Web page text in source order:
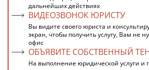
дальнейших действиях
ВИДЕОЗВОНОК ЮРИСТУ
Вы видите своего юриста и
экран, чтобы получить услугу, Вам не
офис
ОБЪЯВИТЕ СОБСТВЕННЫЙ
На выполнение юридической услуги и